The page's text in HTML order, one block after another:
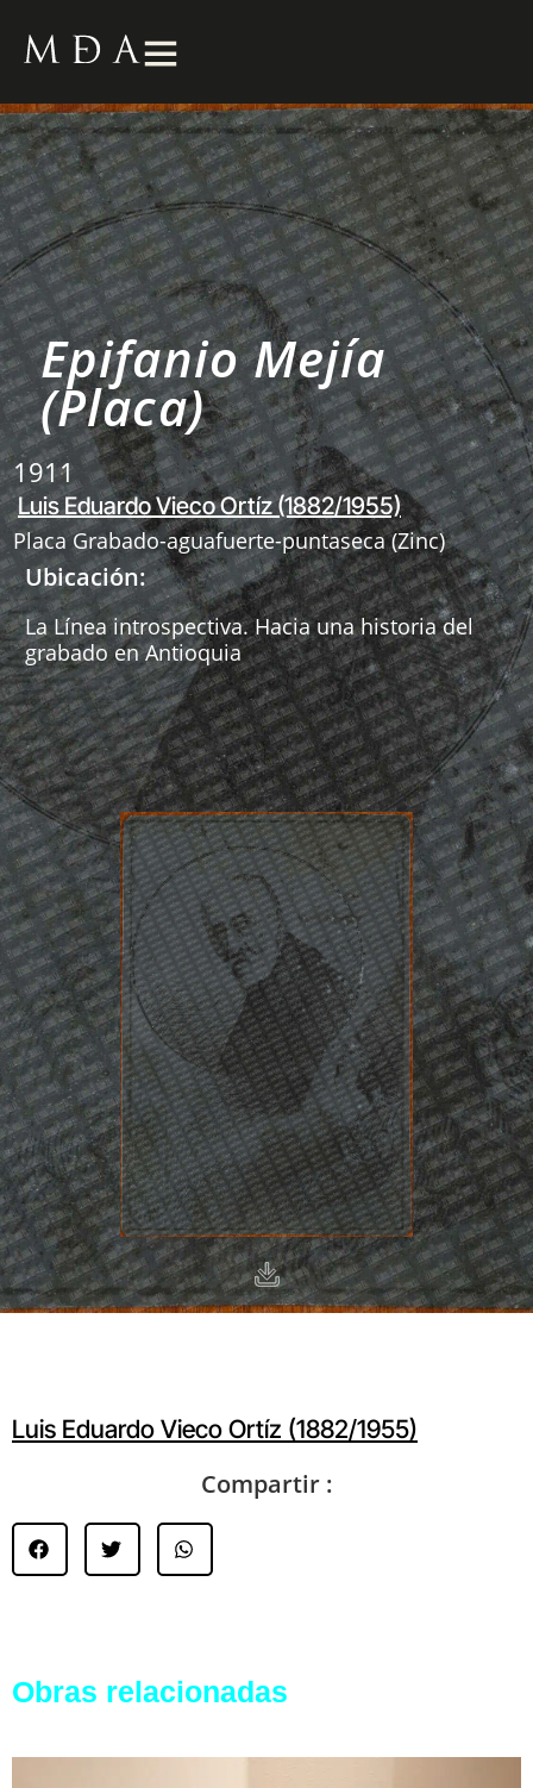
Epifanio Mejía
(Placa)
1911
Luis Eduardo Vieco Ortíz (1882/1955)
Placa Grabado-aguafuerte-puntaseca (Zinc)
Ubicación:
La Línea introspectiva. Hacia una historia del
grabado en Antioquia
Luis Eduardo Vieco Ortíz (1882/1955)
Compartir :
Obras relacionadas